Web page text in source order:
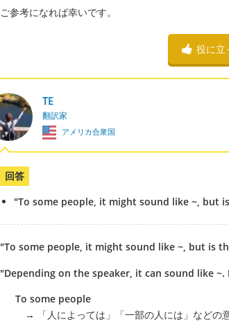
ご参考になれば幸いです。
役に立
TE
翻訳家
アメリカ合衆国
回答
"To some people, it might sound like ~, but
"To some people, it might sound like ~, but is
"Depending on the speaker, it can sound like
To some people
→ 「人によっては」「一部の人には」などの意